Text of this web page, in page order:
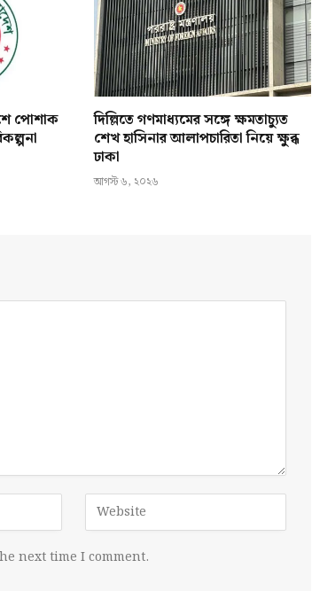
পোশাক
দিল্লিতে গণমাধ্যমের সঙ্গে ক্ষমতাচ্যুত
শেখ হাসিনার আলাপচারিতা নিয়ে ক্ষুব্ধ
ঢাকা
আগস্ট ৬, ২০২৬
next time I comment.